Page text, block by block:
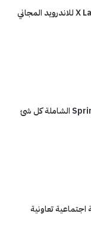
تحميل تطبيق X Launcher للاندرويد المجاني
اداة Springtomize 3 iOS7 الشاملة كل شئ